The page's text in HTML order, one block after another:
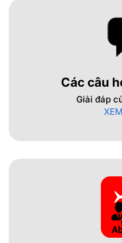
Các câu
Giải đáp